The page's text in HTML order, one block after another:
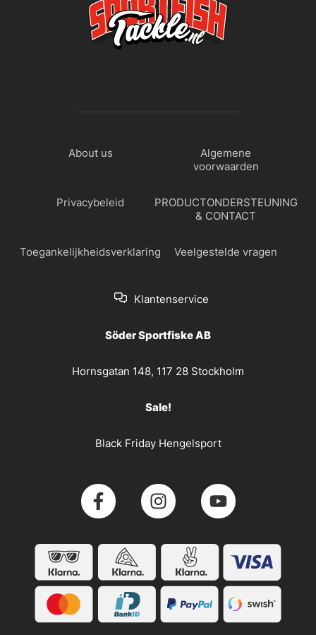
About us
Algemene
voorwaarden
Privacybeleid
PRODUCTONDERSTEUNING
& CONTACT
Toegankelijkheidsverklaring Veelgestelde vragen
Klantenservice
Söder Sportfiske AB
Hornsgatan 148, 117 28 Stockholm
Sale!
Black Friday Hengelsport